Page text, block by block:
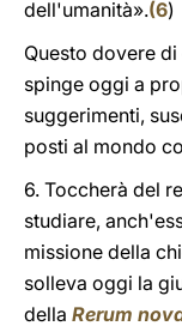
dell'umanità».(6)
Questo dovere
spinge oggi a
suggerimenti,
posti al mondo
6. Toccherà del
studiare,
missione della
solleva oggi la
della Rerum